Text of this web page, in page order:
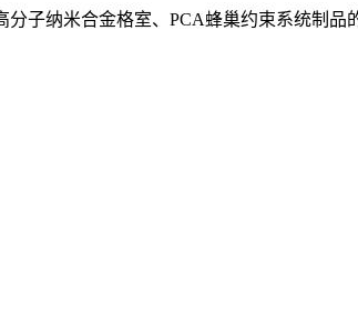
子纳米合金格室、PCA蜂巢约束系统制品